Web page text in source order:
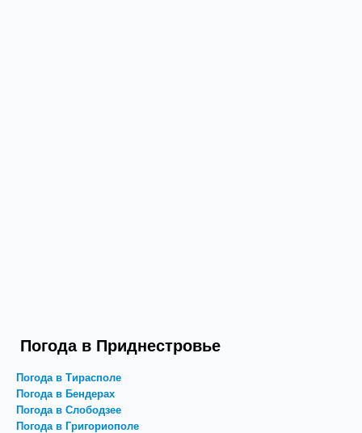
Погода в Приднестровье
Погода в Тирасполе
Погода в Бендерах
Погода в Слободзее
Погода в Григориополе